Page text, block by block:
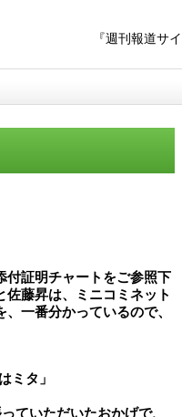
『週刊報道サ
証明チャートをご参照下
藤昇は、ミニコミネット
一番分かっているので、
ミタ」
ていただいたおかげで、